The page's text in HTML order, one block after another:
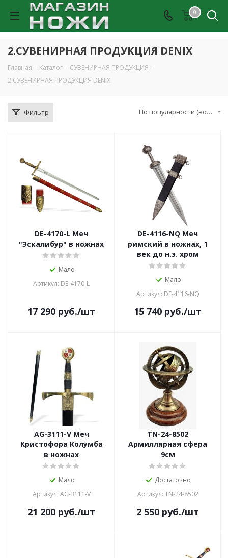
0
2.СУВЕНИРНАЯ ПРОДУКЦИЯ DENIX
Главная - Каталог - СУВЕНИРНАЯ ПРОДУКЦИЯ -
2.СУВЕНИРНАЯ ПРОДУКЦИЯ DENIX
Фильтр По популярности (возрастание)
DE-4170-L Меч
"Эскалибур" в ножнах
Мало
Артикул: DE-4170-L
17 290 руб./шт
DE-4116-NQ Меч
римский в ножнах, 1
век до н.э. хром
Мало
Артикул: DE-4116-NQ
15 740 руб./шт
AG-3111-V Меч
Кристофора Колумба
в ножнах
Мало
Артикул: AG-3111-V
21 200 руб./шт
TN-24-8502
Армиллярная сфера
9см
Достаточно
Артикул: TN-24-8502
2 550 руб./шт